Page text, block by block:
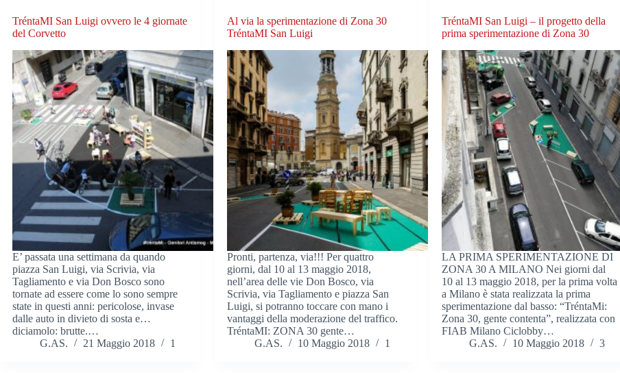
TréntaMI San Luigi ovvero le 4 giornate
del Corvetto
E’ passata una settimana da quando
piazza San Luigi, via Scrivia, via
Tagliamento e via Don Bosco sono
tornate ad essere come lo sono sempre
state in questi anni: pericolose, invase
dalle auto in divieto di sosta e…
diciamolo: brutte.…
G.AS.
21 Maggio 2018 1
Al via la sperimentazione di Zona 30
TréntaMI San Luigi
Pronti, partenza, via!!! Per quattro
giorni, dal 10 al 13 maggio 2018,
nell’area delle vie Don Bosco, via
Scrivia, via Tagliamento e piazza San
Luigi, si potranno toccare con mano i
vantaggi della moderazione del traffico.
TréntaMI: ZONA 30 gente…
G.AS.
10 Maggio 2018 1
TréntaMI San Luigi – il progetto della
prima sperimentazione di Zona 30
LA PRIMA SPERIMENTAZIONE DI
ZONA 30 A MILANO Nei giorni dal
10 al 13 maggio 2018, per la prima volta
a Milano è stata realizzata la prima
sperimentazione dal basso: “TréntaMi:
Zona 30, gente contenta”, realizzata con
FIAB Milano Ciclobby…
G.AS.
10 Maggio 2018 3